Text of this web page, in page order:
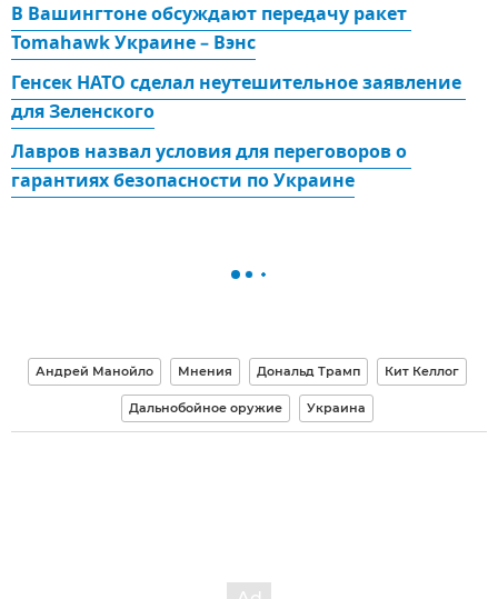
В Вашингтоне обсуждают передачу ракет
Tomahawk Украине – Вэнс
Генсек НАТО сделал неутешительное заявление
для Зеленского
Лавров назвал условия для переговоров о
гарантиях безопасности по Украине
Андрей Манойло Мнения Дональд Трамп Кит Келлог
Дальнобойное оружие Украина